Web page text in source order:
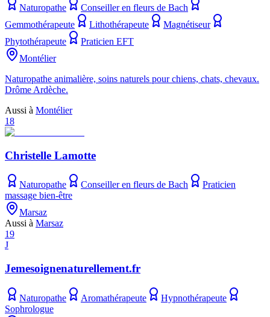
Naturopathe
Conseiller en fleurs de Bach
Gemmothérapeute
Lithothérapeute
Magnétiseur
Phytothérapeute
Praticien EFT
Montélier
Naturopathe animalière, soins naturels pour chiens, chats, chevaux.
Drôme Ardèche.
Aussi à Montélier
18
Christelle Lamotte
Naturopathe Conseiller en fleurs de Bach
Praticien
massage bien-être
Marsaz
Aussi à Marsaz
19
J
Jemesoignenaturellement.fr
Naturopathe Aromathérapeute
Hypnothérapeute
Sophrologue